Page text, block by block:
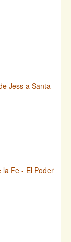
Jess a Santa
la Fe - El Poder